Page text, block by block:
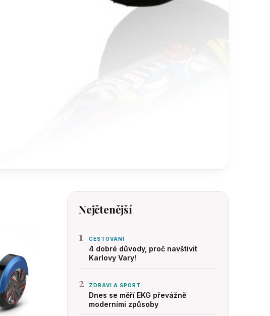
Nejčtenější
1 CESTOVÁNÍ
4 dobré důvody, proč navštívit
Karlovy Vary!
2 ZDRAVI A SPORT
Dnes se měří EKG převážně
moderními způsoby